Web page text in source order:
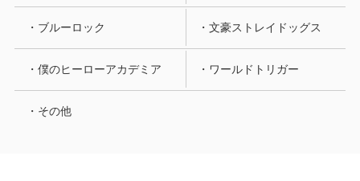
・ブルーロック ・文豪ストレイドッグス
・僕のヒーローアカデミア ・ワールドトリガー
・その他